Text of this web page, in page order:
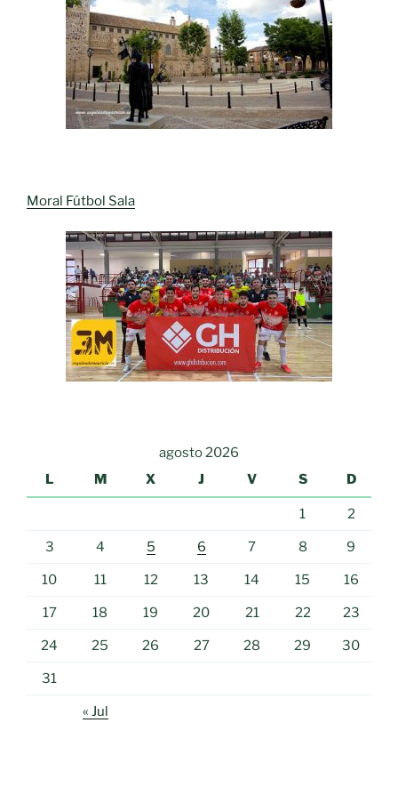
Moral Fútbol Sala
agosto 2026
L
M X J V S D
1 2
3 4 5 6 7 8 9
10 11 12 13 14 15 16
17 18 19 20 21 22 23
24 25 26 27 28 29 30
31
« Jul